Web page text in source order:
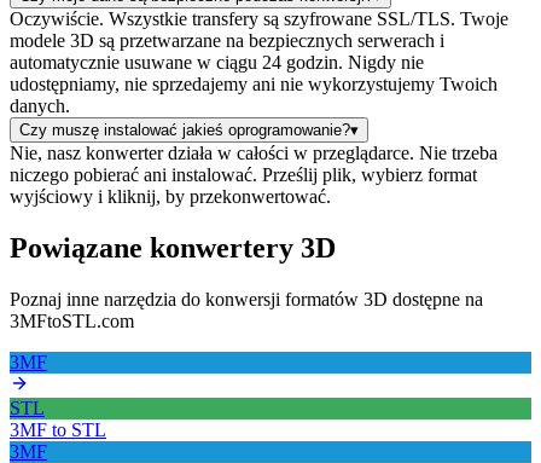
Oczywiście. Wszystkie transfery są szyfrowane SSL/TLS. Twoje
modele 3D są przetwarzane na bezpiecznych serwerach i
automatycznie usuwane w ciągu 24 godzin. Nigdy nie
udostępniamy, nie sprzedajemy ani nie wykorzystujemy Twoich
danych.
Czy muszę instalować jakieś oprogramowanie?▾
Nie, nasz konwerter działa w całości w przeglądarce. Nie trzeba
niczego pobierać ani instalować. Prześlij plik, wybierz format
wyjściowy i kliknij, by przekonwertować.
Powiązane konwertery 3D
Poznaj inne narzędzia do konwersji formatów 3D dostępne na
3MFtoSTL.com
3MF
STL
3MF to STL
3MF